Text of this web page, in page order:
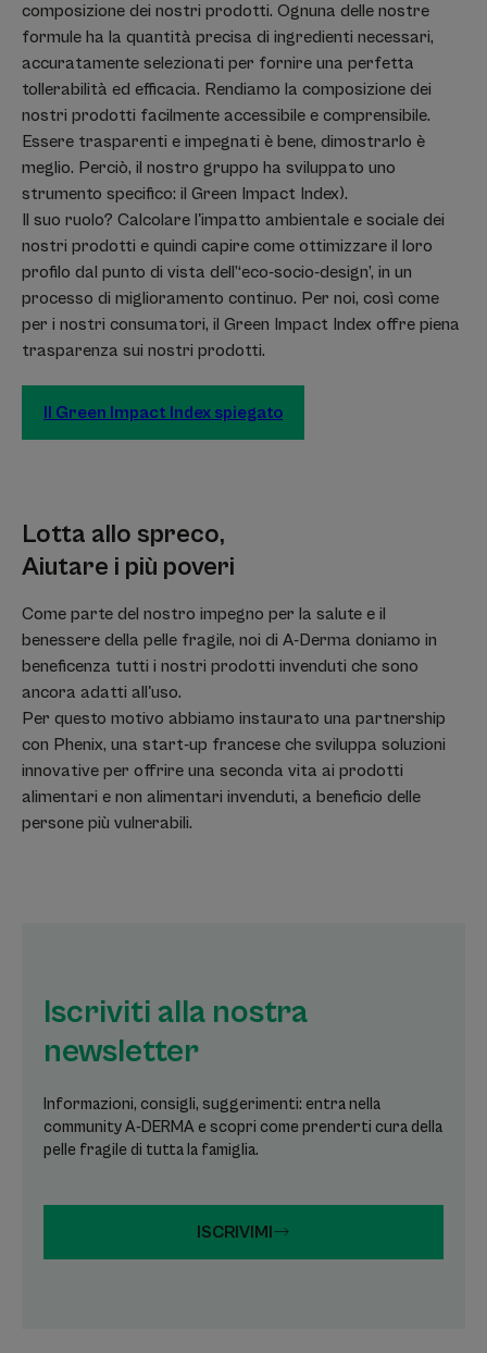
composizione dei nostri prodotti. Ognuna delle nostre
formule ha la quantità precisa di ingredienti necessari,
accuratamente selezionati per fornire una perfetta
tollerabilità ed efficacia. Rendiamo la composizione dei
nostri prodotti facilmente accessibile e comprensibile.
Essere trasparenti e impegnati è bene, dimostrarlo è
meglio. Perciò, il nostro gruppo ha sviluppato uno
strumento specifico: il Green Impact Index).
Il suo ruolo? Calcolare l'impatto ambientale e sociale dei
nostri prodotti e quindi capire come ottimizzare il loro
profilo dal punto di vista dell’‘eco-socio-design’, in un
processo di miglioramento continuo. Per noi, così come
per i nostri consumatori, il Green Impact Index offre piena
trasparenza sui nostri prodotti.
Il Green Impact Index spiegato
Lotta allo spreco,
Aiutare i più poveri
Come parte del nostro impegno per la salute e il
benessere della pelle fragile, noi di A-Derma doniamo in
beneficenza tutti i nostri prodotti invenduti che sono
ancora adatti all'uso.
Per questo motivo abbiamo instaurato una partnership
con Phenix, una start-up francese che sviluppa soluzioni
innovative per offrire una seconda vita ai prodotti
alimentari e non alimentari invenduti, a beneficio delle
persone più vulnerabili.
Iscriviti alla nostra
newsletter
Informazioni, consigli, suggerimenti: entra nella
community A-DERMA e scopri come prenderti cura della
pelle fragile di tutta la famiglia.
ISCRIVIMI